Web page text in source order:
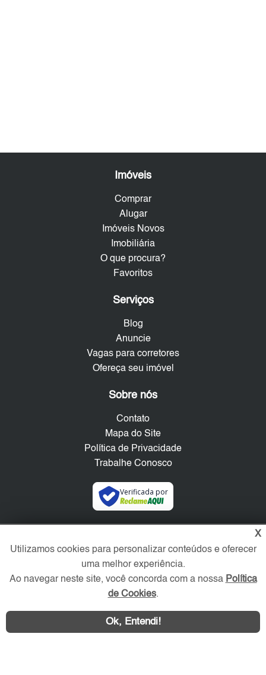
Imóveis
Comprar
Alugar
Imóveis Novos
Imobiliária
O que procura?
Favoritos
Serviços
Blog
Anuncie
Vagas para corretores
Ofereça seu imóvel
Sobre nós
Contato
Mapa do Site
Política de Privacidade
Trabalhe Conosco
Verificada por
X
Utilizamos cookies para personalizar conteúdos e oferecer
uma melhor experiência.
Ao navegar neste site, você concorda com a nossa Política
de Cookies.
Ok, Entendi!